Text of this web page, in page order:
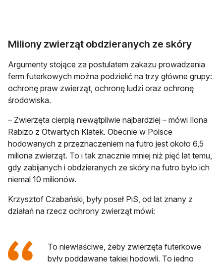
Miliony zwierząt obdzieranych ze skóry
Argumenty stojące za postulatem zakazu prowadzenia
ferm futerkowych można podzielić na trzy główne grupy:
ochronę praw zwierząt, ochronę ludzi oraz ochronę
środowiska.
– Zwierzęta cierpią niewątpliwie najbardziej – mówi Ilona
Rabizo z Otwartych Klatek. Obecnie w Polsce
hodowanych z przeznaczeniem na futro jest około 6,5
miliona zwierząt. To i tak znacznie mniej niż pięć lat temu,
gdy zabijanych i obdzieranych ze skóry na futro było ich
niemal 10 milionów.
Krzysztof Czabański, były poseł PiS, od lat znany z
działań na rzecz ochrony zwierząt mówi:
To niewłaściwe, żeby zwierzęta futerkowe
były poddawane takiej hodowli. To jedno